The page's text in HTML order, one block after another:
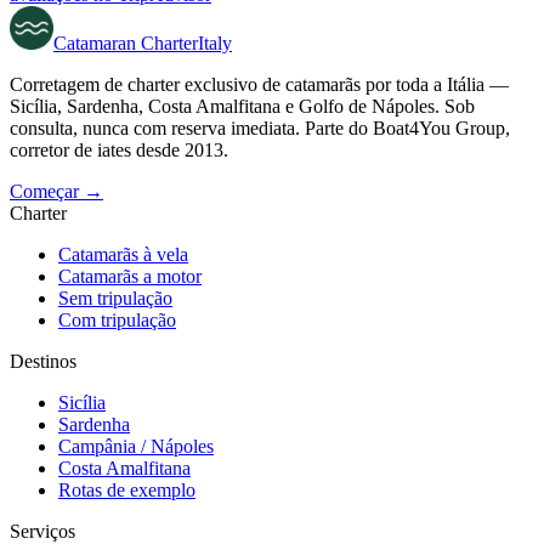
Catamaran CharterItaly
Corretagem de charter exclusivo de catamarãs por toda a Itália —
Sicília, Sardenha, Costa Amalfitana e Golfo de Nápoles. Sob
consulta, nunca com reserva imediata. Parte do Boat4You Group,
corretor de iates desde 2013.
Começar →
Charter
Catamarãs à vela
Catamarãs a motor
Sem tripulação
Com tripulação
Destinos
Sicília
Sardenha
Campânia / Nápoles
Costa Amalfitana
Rotas de exemplo
Serviços